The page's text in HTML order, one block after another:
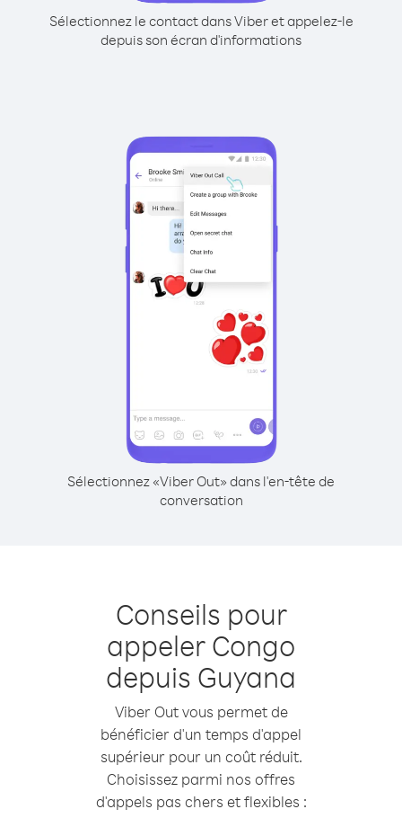
Sélectionnez le contact dans Viber et appelez-le
depuis son écran d'informations
Sélectionnez «Viber Out» dans l'en-tête de
conversation
Conseils pour
appeler Congo
depuis Guyana
Viber Out vous permet de
bénéficier d'un temps d'appel
supérieur pour un coût réduit.
Choisissez parmi nos offres
d'appels pas chers et flexibles :